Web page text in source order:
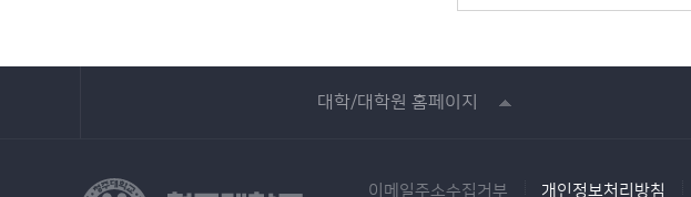
대학/대학원 홈페이지
이메일주소수집거부 개인정보처리방침